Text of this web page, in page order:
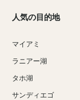
人気の目的地
マイアミ
ラニアー湖
タホ湖
サンディエゴ